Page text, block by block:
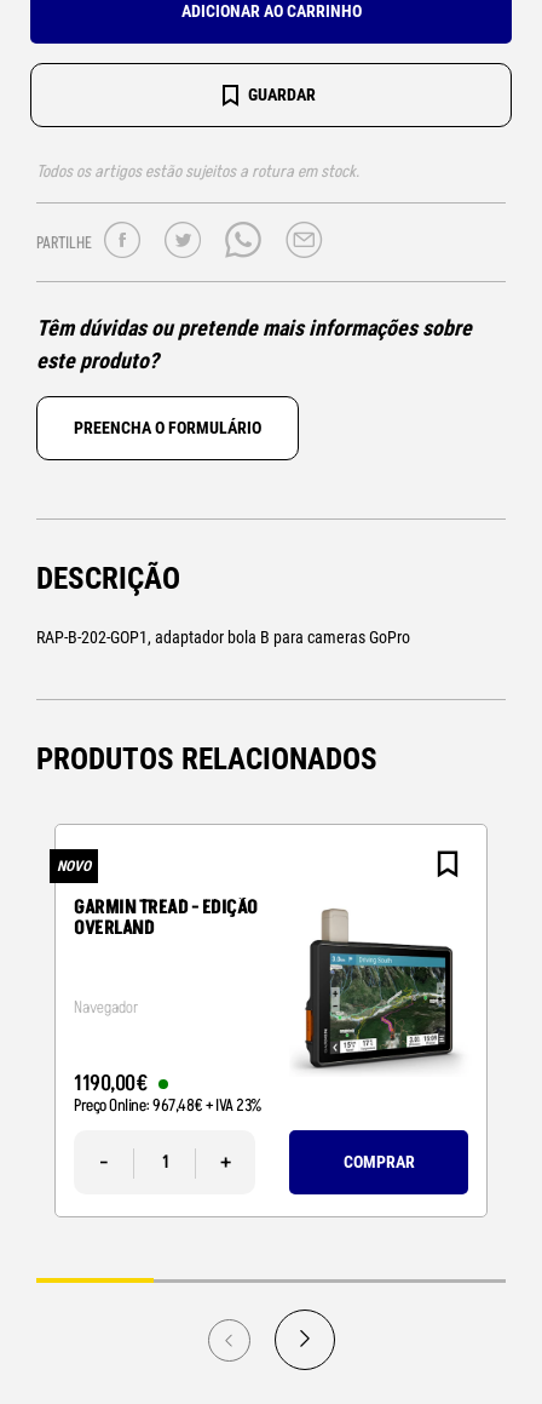
ADICIONAR AO CARRINHO
GUARDAR
Todos os artigos estão sujeitos a rotura em stock.
PARTILHE
Têm dúvidas ou pretende mais informações sobre
este produto?
PREENCHA O FORMULÁRIO
DESCRIÇÃO
RAP-B-202-GOP1, adaptador bola B para cameras GoPro
PRODUTOS RELACIONADOS
NOVO
GARMIN TREAD - EDIÇÃO
OVERLAND
Navegador
1190,00€
Preço Online:967,48€+ IVA 23%
- + COMPRAR